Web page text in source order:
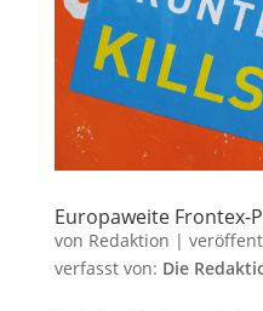
Europaweite Frontex-
von Redaktion |
verfasst von: Die